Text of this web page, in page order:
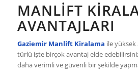
MANLIFT
AVANTAJLARI
Gaziemir Manlift Kiralama ile yüksek
türlü işte birçok avantaj elde
daha verimli ve güvenli bir şekilde